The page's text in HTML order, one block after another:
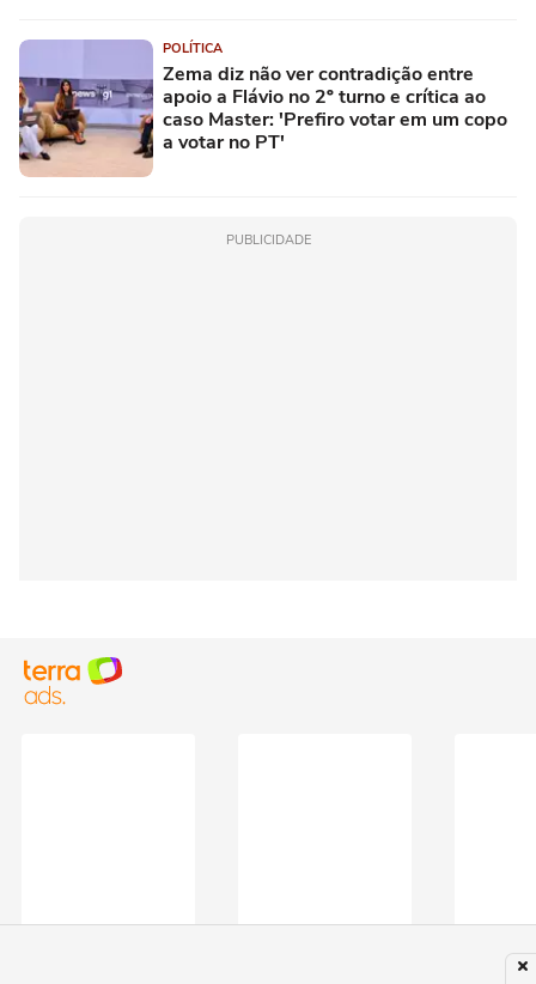
POLÍTICA
Zema diz não ver contradição entre
apoio a Flávio no 2º turno e crítica ao
caso Master: 'Prefiro votar em um copo
a votar no PT'
PUBLICIDADE